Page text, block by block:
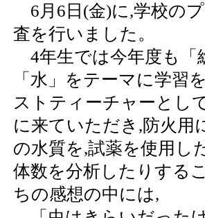
6月6日(金)に,学校の
査を行いました。
4年生では今年度も「
「水」をテーマに学習
ストティーチャーとし
に来ていただき,防火用
の水質を,試薬を使用し
体数を分析したりする
ちの感想の中には,